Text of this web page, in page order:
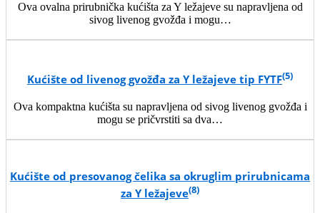
Ova ovalna prirubnička kućišta za Y ležajeve su napravljena od
sivog livenog gvožđa i mogu…
Kućište od livenog gvožđa za Y ležajeve tip FYTF(5)
Ova kompaktna kućišta su napravljena od sivog livenog gvožđa i
mogu se pričvrstiti sa dva…
Kućište od presovanog čelika sa okruglim prirubnicama
za Y ležajeve(8)